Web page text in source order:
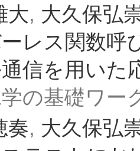
大, 大久保弘
レス関数呼
信を用いた
の基礎ワー
奏, 大久保弘